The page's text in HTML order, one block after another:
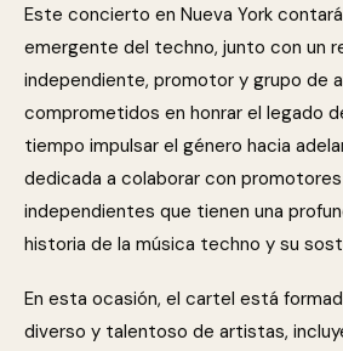
Este concierto en Nueva York
emergente del techno, junto con un
independiente, promotor y grupo de
comprometidos en honrar el legado
tiempo impulsar el género hacia
dedicada a colaborar con
independientes que tienen una
historia de la música techno y su
En esta ocasión, el cartel está
diverso y talentoso de artistas,